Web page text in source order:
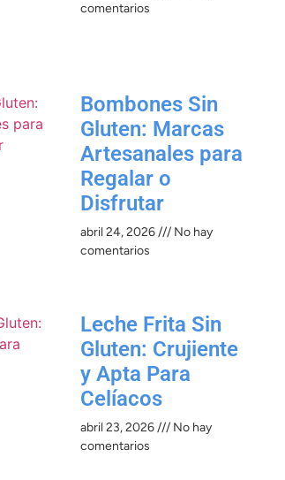
comentarios
Bombones Sin
Gluten: Marcas
Artesanales para
Regalar o
Disfrutar
abril 24, 2026
No hay
comentarios
Leche Frita Sin
Gluten: Crujiente
y Apta Para
Celíacos
abril 23, 2026
No hay
comentarios